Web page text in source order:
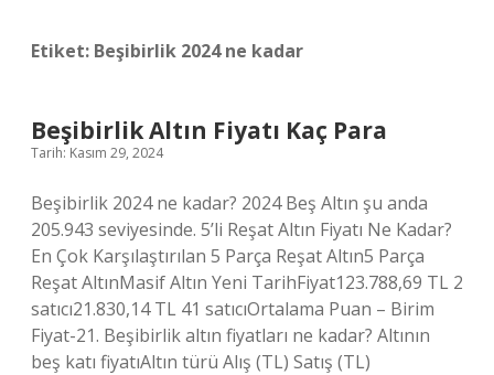
Etiket: Beşibirlik 2024 ne kadar
Beşibirlik Altın Fiyatı Kaç Para
Tarih: Kasım 29, 2024
Beşibirlik 2024 ne kadar? 2024 Beş Altın şu anda
205.943 seviyesinde. 5’li Reşat Altın Fiyatı Ne Kadar?
En Çok Karşılaştırılan 5 Parça Reşat Altın5 Parça
Reşat AltınMasif Altın Yeni TarihFiyat123.788,69 TL 2
satıcı21.830,14 TL 41 satıcıOrtalama Puan – Birim
Fiyat-21. Beşibirlik altın fiyatları ne kadar? Altının
beş katı fiyatıAltın türü Alış (TL) Satış (TL)